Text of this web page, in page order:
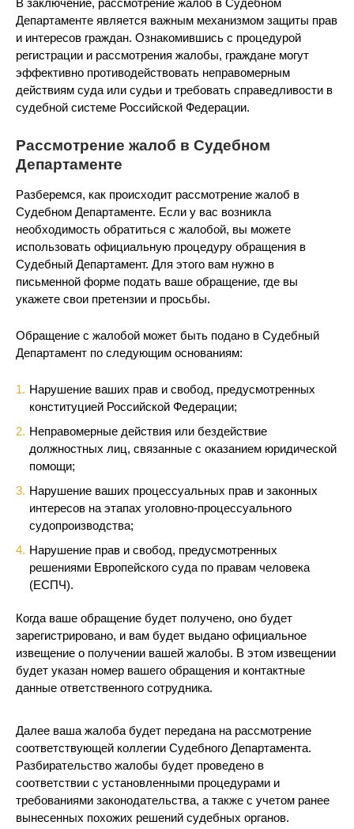
В заключение, рассмотрение жалоб в Судебном
Департаменте является важным механизмом защиты прав
и интересов граждан. Ознакомившись с процедурой
регистрации и рассмотрения жалобы, граждане могут
эффективно противодействовать неправомерным
действиям суда или судьи и требовать справедливости в
судебной системе Российской Федерации.
Рассмотрение жалоб в Судебном
Департаменте
Разберемся, как происходит рассмотрение жалоб в
Судебном Департаменте. Если у вас возникла
необходимость обратиться с жалобой, вы можете
использовать официальную процедуру обращения в
Судебный Департамент. Для этого вам нужно в
письменной форме подать ваше обращение, где вы
укажете свои претензии и просьбы.
Обращение с жалобой может быть подано в Судебный
Департамент по следующим основаниям:
Нарушение ваших прав и свобод, предусмотренных
конституцией Российской Федерации;
Неправомерные действия или бездействие
должностных лиц, связанные с оказанием юридической
помощи;
Нарушение ваших процессуальных прав и законных
интересов на этапах уголовно-процессуального
судопроизводства;
Нарушение прав и свобод, предусмотренных
решениями Европейского суда по правам человека
(ЕСПЧ).
Когда ваше обращение будет получено, оно будет
зарегистрировано, и вам будет выдано официальное
извещение о получении вашей жалобы. В этом извещении
будет указан номер вашего обращения и контактные
данные ответственного сотрудника.
Далее ваша жалоба будет передана на рассмотрение
соответствующей коллегии Судебного Департамента.
Разбирательство жалобы будет проведено в
соответствии с установленными процедурами и
требованиями законодательства, а также с учетом ранее
вынесенных похожих решений судебных органов.